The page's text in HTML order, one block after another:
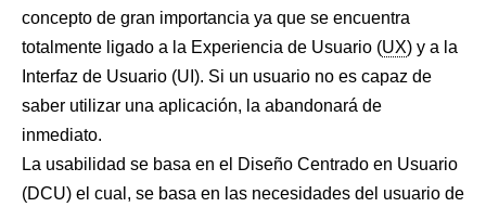
concepto de gran importancia ya que se encuentra
totalmente ligado a la Experiencia de Usuario (UX) y a la
Interfaz de Usuario (UI). Si un usuario no es capaz de
saber utilizar una aplicación, la abandonará de
inmediato.
La usabilidad se basa en el Diseño Centrado en Usuario
(DCU) el cual, se basa en las necesidades del usuario de